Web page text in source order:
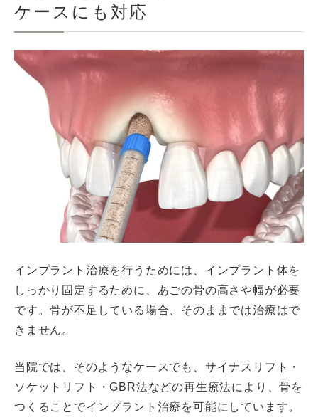
ケースにも対応
インプラント治療を行うためには、インプラント体を
しっかり固定するために、あごの骨の高さや幅が必要
です。骨が不足している場合、そのままでは治療はで
きません。
当院では、そのようなケースでも、サイナスリフト・
ソケットリフト・GBR法などの再生療法により、骨を
つくることでインプラント治療を可能にしています。